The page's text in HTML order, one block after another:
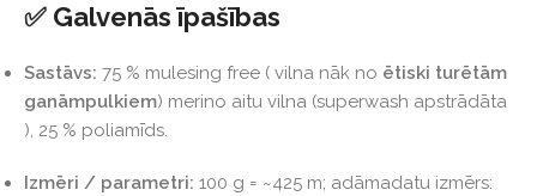
✅ Galvenās īpašības
Sastāvs: 75 % mulesing free ( vilna nāk no ētiski turētām
ganāmpulkiem) merino aitu vilna (superwash apstrādāta
), 25 % poliamīds.
Izmēri / parametri: 100 g = ~425 m; adāmadatu izmērs: